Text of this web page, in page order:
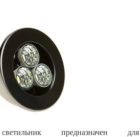
предназначен для